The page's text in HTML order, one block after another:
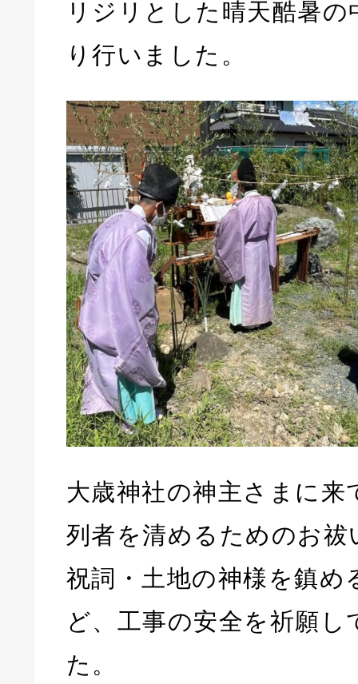
リジリとした晴天酷暑の
り行いました。
大歳神社の神主さまに来
列者を清めるためのお祓
祝詞・土地の神様を鎮め
ど、工事の安全を祈願
た。